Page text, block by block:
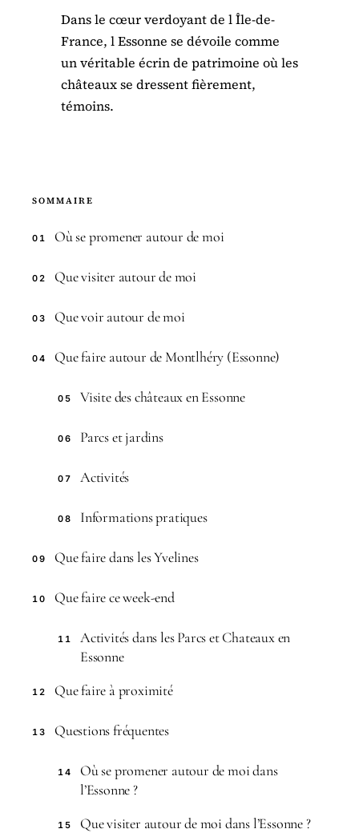
Dans le cœur verdoyant de l Île-de-
France, l Essonne se dévoile comme
un véritable écrin de patrimoine où les
châteaux se dressent fièrement,
témoins.
SOMMAIRE
01 Où se promener autour de moi
02 Que visiter autour de moi
03 Que voir autour de moi
04 Que faire autour de Montlhéry (Essonne)
05 Visite des châteaux en Essonne
06 Parcs et jardins
07 Activités
08 Informations pratiques
09 Que faire dans les Yvelines
10 Que faire ce week-end
11
Activités dans les Parcs et Chateaux en
Essonne
12 Que faire à proximité
13 Questions fréquentes
14
Où se promener autour de moi dans
l’Essonne ?
15 Que visiter autour de moi dans l’Essonne ?